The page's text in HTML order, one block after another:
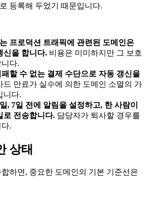
등록해 두었기 때문입니다.
프로덕션 트래픽에 관련된 도메인은
신을 합니다. 비용은 미미하지만 그 보호
다.
할 수 없는 결제 수단으로 자동 갱신을
드 만료가 실수에 의한 도메인 소멸의 가
니다.
, 7일 전에 알림을 설정하고, 한 사람이
로 전송합니다. 담당자가 퇴사할 경우를
.
상태
하면, 중요한 도메인의 기본 기준선은